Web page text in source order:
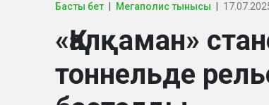
Басты бет Мегаполис тынысы
«Қалқаман»
тоннельде